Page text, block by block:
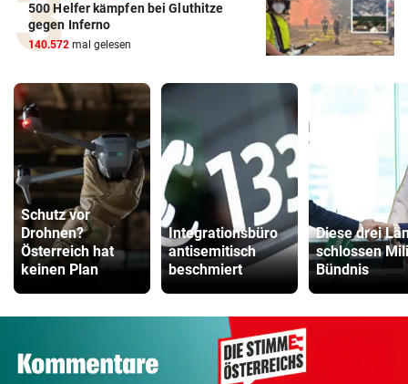
500 Helfer kämpfen bei Gluthitze
gegen Inferno
140.572 mal gelesen
Schutz vor
Drohnen?
Österreich hat
keinen Plan
Integrationsbüro
antisemitisch
beschmiert
Diese drei
schlossen
Bündnis